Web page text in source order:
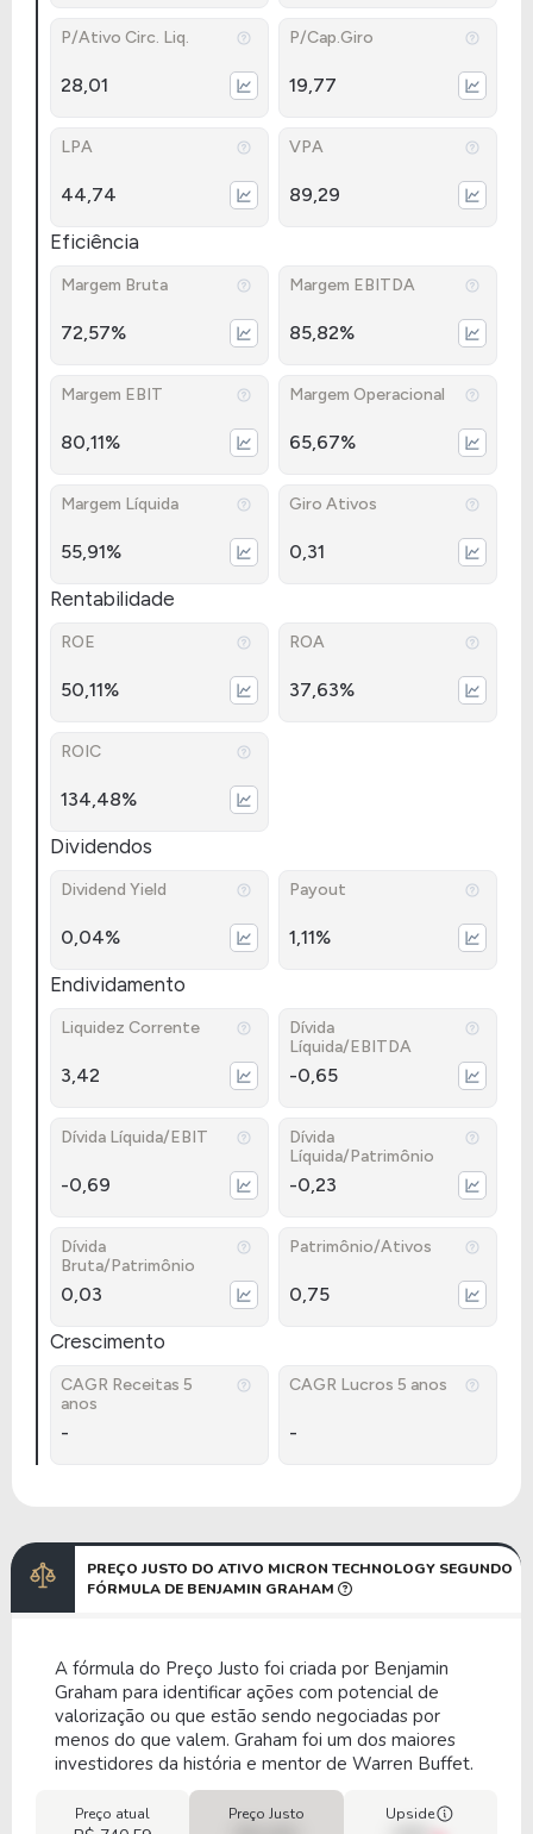
P/Ativo Circ. Liq.
28,01
P/Cap.Giro
19,77
LPA
44,74
VPA
89,29
Eficiência
Margem Bruta
72,57%
Margem EBITDA
85,82%
Margem EBIT
80,11%
Margem Operacional
65,67%
Margem Líquida
55,91%
Giro Ativos
0,31
Rentabilidade
ROE
50,11%
ROA
37,63%
ROIC
134,48%
Dividendos
Dividend Yield
0,04%
Payout
1,11%
Endividamento
Liquidez Corrente
3,42
Dívida
Líquida/EBITDA
-0,65
Dívida Líquida/EBIT
-0,69
Dívida
Líquida/Patrimônio
-0,23
Dívida
Bruta/Patrimônio
0,03
Patrimônio/Ativos
0,75
Crescimento
CAGR Receitas 5
anos
-
CAGR Lucros 5 anos
-
PREÇO JUSTO DO ATIVO MICRON TECHNOLOGY SEGUNDO
FÓRMULA DE BENJAMIN GRAHAM
A fórmula do Preço Justo foi criada por Benjamin
Graham para identificar ações com potencial de
valorização ou que estão sendo negociadas por
menos do que valem. Graham foi um dos maiores
investidores da história e mentor de Warren Buffet.
Preço atual Preço Justo Upside